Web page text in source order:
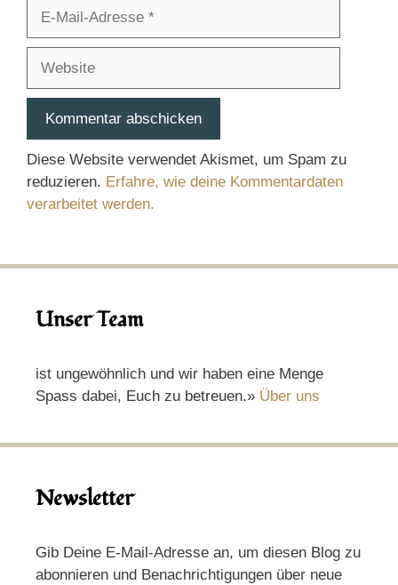
Adresse
Diese Website verwendet Akismet, um Spam zu
reduzieren. Erfahre, wie deine Kommentardaten
verarbeitet werden.
Unser Team
ist ungewöhnlich und wir haben eine Menge
Spass dabei, Euch zu betreuen.» Über uns
Newsletter
Gib Deine E-Mail-Adresse an, um diesen Blog zu
abonnieren und Benachrichtigungen über neue